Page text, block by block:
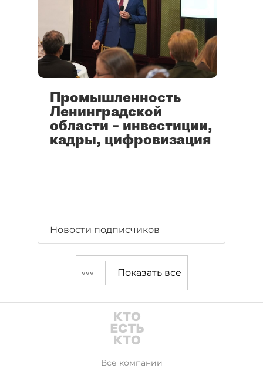
Промышленность
Ленинградской
области – инвестиции,
кадры, цифровизация
Новости подписчиков
Показать все
Все компании